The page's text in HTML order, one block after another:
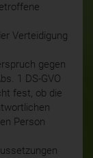
Verteidigung
gegen
1 DS-GVO
fest, ob die
Person